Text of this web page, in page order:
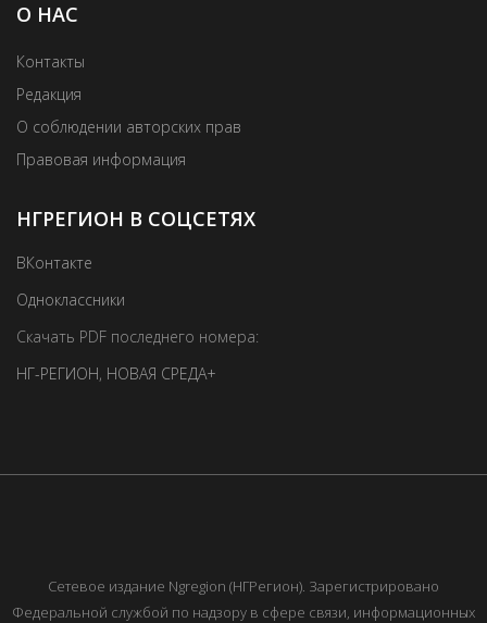
О НАС
Контакты
Редакция
О соблюдении авторских прав
Правовая информация
НГРЕГИОН В СОЦСЕТЯХ
ВКонтакте
Одноклассники
Скачать PDF последнего номера:
НГ-РЕГИОН, НОВАЯ СРЕДА+
Сетевое издание Ngregion (НГРегион). Зарегистрировано
Федеральной службой по надзору в сфере связи, информационных